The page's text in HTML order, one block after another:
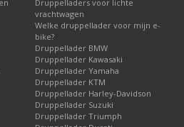
Druppelladers voor lichte
vrachtwagen
Welke druppellader voor mijn e-
bike?
Druppellader BMW
Druppellader Kawasaki
Druppellader Yamaha
Druppellader KTM
Druppellader Harley-Davidson
Druppellader Suzuki
Druppellader Triumph